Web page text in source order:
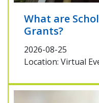
What are
Grants?
2026-08-25
Location: Virtual